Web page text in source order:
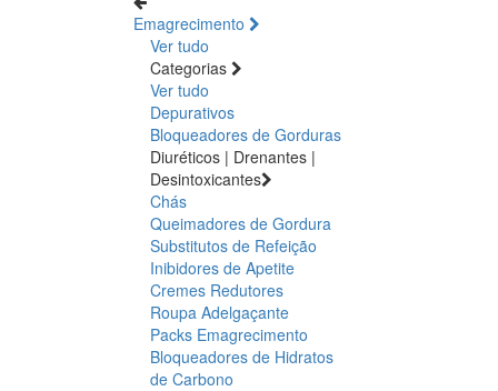
Emagrecimento
Ver tudo
Categorias
Ver tudo
Depurativos
Bloqueadores de Gorduras
Diuréticos | Drenantes |
Desintoxicantes
Chás
Queimadores de Gordura
Substitutos de Refeição
Inibidores de Apetite
Cremes Redutores
Roupa Adelgaçante
Packs Emagrecimento
Bloqueadores de Hidratos
de Carbono